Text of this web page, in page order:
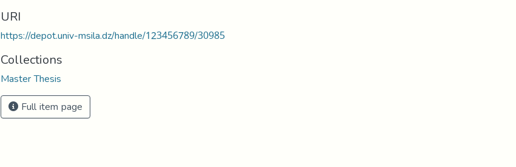
URI
https://depot.univ-msila.dz/handle/123456789/30985
Collections
Master Thesis
Full item page